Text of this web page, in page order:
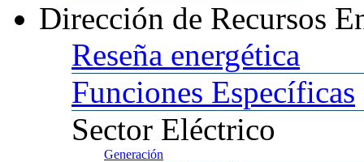
Dirección de Recursos
Reseña energética
Funciones Específicas
Sector Eléctrico
Generación